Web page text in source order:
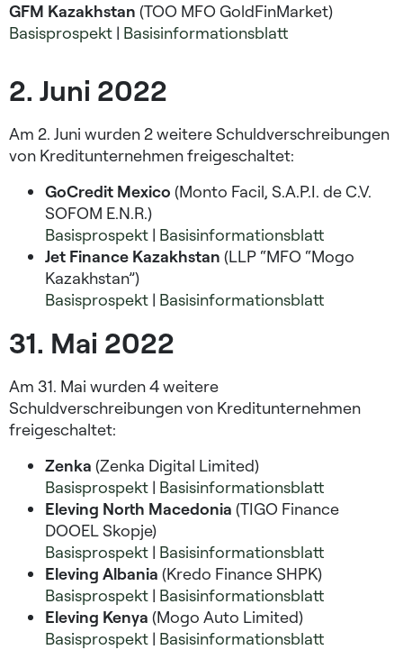
GFM Kazakhstan (TOO MFO GoldFinMarket)
Basisprospekt | Basisinformationsblatt
2. Juni 2022
Am 2. Juni wurden 2 weitere Schuldverschreibungen
von Kreditunternehmen freigeschaltet:
GoCredit Mexico (Monto Facil, S.A.P.I. de C.V.
SOFOM E.N.R.)
Basisprospekt | Basisinformationsblatt
Jet Finance Kazakhstan (LLP “MFO “Mogo
Kazakhstan”)
Basisprospekt | Basisinformationsblatt
31. Mai 2022
Am 31. Mai wurden 4 weitere
Schuldverschreibungen von Kreditunternehmen
freigeschaltet:
Zenka (Zenka Digital Limited)
Basisprospekt | Basisinformationsblatt
Eleving North Macedonia (TIGO Finance
DOOEL Skopje)
Basisprospekt | Basisinformationsblatt
Eleving Albania (Kredo Finance SHPK)
Basisprospekt | Basisinformationsblatt
Eleving Kenya (Mogo Auto Limited)
Basisprospekt | Basisinformationsblatt